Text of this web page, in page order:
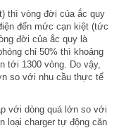
thì vòng đời của ắc quy
đến mức cạn kiệt (tức
đời của ắc quy là
chỉ 50% thì khoảng
tới 1300 vòng. Do vậy,
so với nhu cầu thực tế
với dòng quá lớn so với
loại charger tự động căn